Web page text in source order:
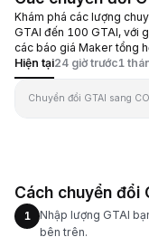
Khám phá các lượng
GTAI đến 100 GTAI, với
các báo giá Maker tổng
Hiện tại24 giờ trước1
Chuyển đổi GTAI sang
Cách chuyển đổi
1
Nhập lượng GTAI
bên trên.